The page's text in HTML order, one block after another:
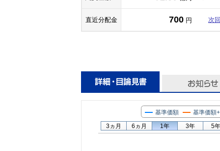
直近分配金 700 円 次
基準価額 基準価額
3ヵ月 6ヵ月 1年 3年 5年